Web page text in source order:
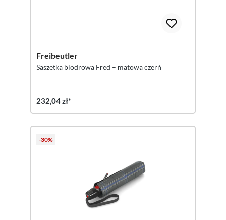
Freibeutler
Saszetka biodrowa Fred – matowa czerń
232,04 zł*
-30%